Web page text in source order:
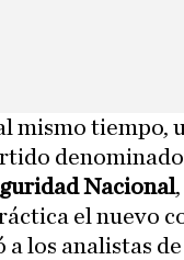
mismo tiempo,
Nacional
el nuevo
a los analistas